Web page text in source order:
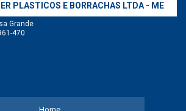
PLASTICOS E BORRACHAS LTDA - ME
Grande
470